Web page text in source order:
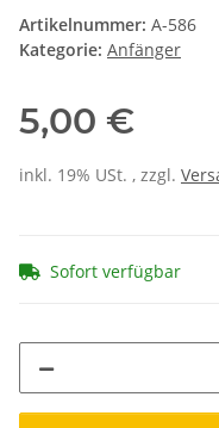
Artikelnummer: A-586
Kategorie: Anfänger
5,00 €
inkl. 19% USt. , zzgl.
Sofort verfügbar